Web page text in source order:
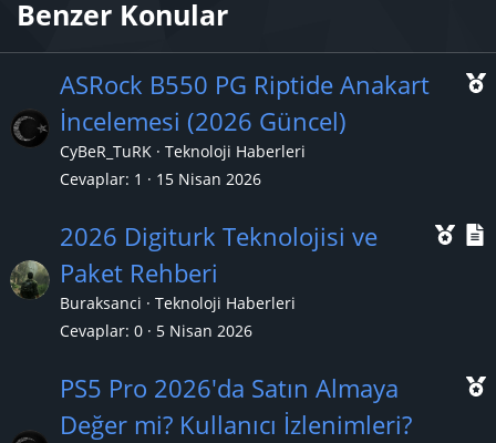
Benzer Konular
ASRock B550 PG Riptide Anakart
İncelemesi (2026 Güncel)
CyBeR_TuRK
Teknoloji Haberleri
Cevaplar 1 15 Nisan 2026
Ö
2026 Digiturk Teknolojisi ve
Paket Rehberi
Buraksanci
Teknoloji Haberleri
Cevaplar 0 5 Nisan 2026
PS5 Pro 2026'da Satın Almaya
Değer mi? Kullanıcı İzlenimleri?